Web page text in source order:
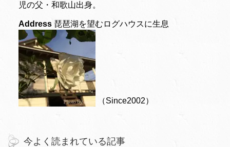
児の父・和歌山出身。
Address 琵琶湖を望むログハウスに生息
（Since2002）
今よく読まれている記事